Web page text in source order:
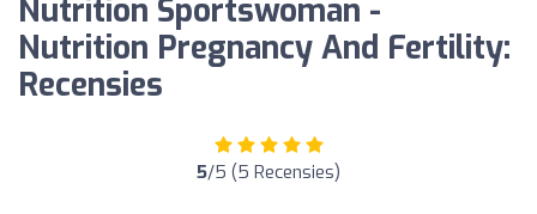
Nutrition Sportswoman -
Nutrition Pregnancy And Fertility:
Recensies
5/5 (5 Recensies)